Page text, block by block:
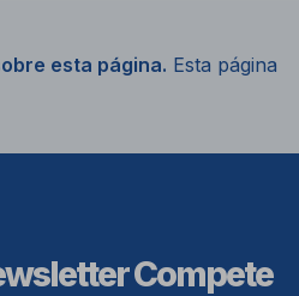
esta página. Esta página
Compete